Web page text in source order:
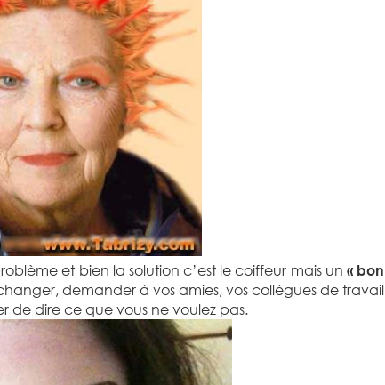
et bien la solution c’est le coiffeur mais un « bon
demander à vos amies, vos collègues de travail
de dire ce que vous ne voulez pas.